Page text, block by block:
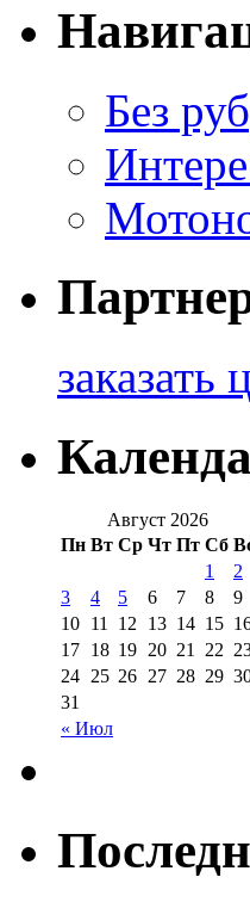
Без
заказать
Август 2026
Пн Вт Ср Чт Пт Сб
« Июл
1
2
3
4 5 6 7 8
9
10 11 12 13 14 15
17 18 19 20 21 22
24 25 26 27 28 29
31